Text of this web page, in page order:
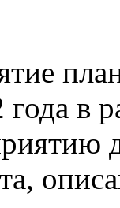
года в